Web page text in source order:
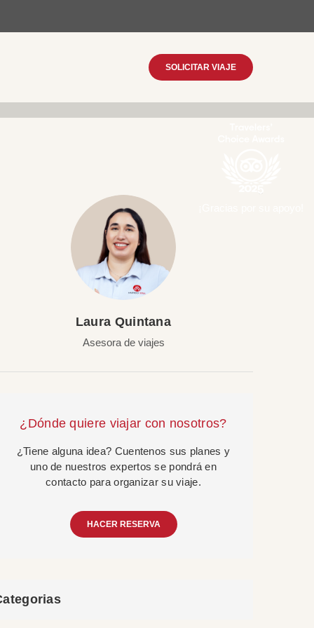
SOLICITAR VIAJE
Laura Quintana
Asesora de viajes
¿Dónde quiere viajar con nosotros?
¿Tiene alguna idea? Cuentenos sus planes y
uno de nuestros expertos se pondrá en
contacto para organizar su viaje.
HACER RESERVA